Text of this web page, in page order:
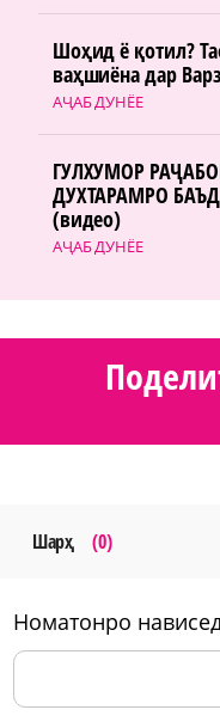
АҶАБ ДУНЁЕ
Шоҳид ё қотил?
ваҳшиёна дар
АҶАБ ДУНЁЕ
ГУЛХУМОР
ДУХТАРАМРО
(видео)
Шарҳ (0)
номатонро